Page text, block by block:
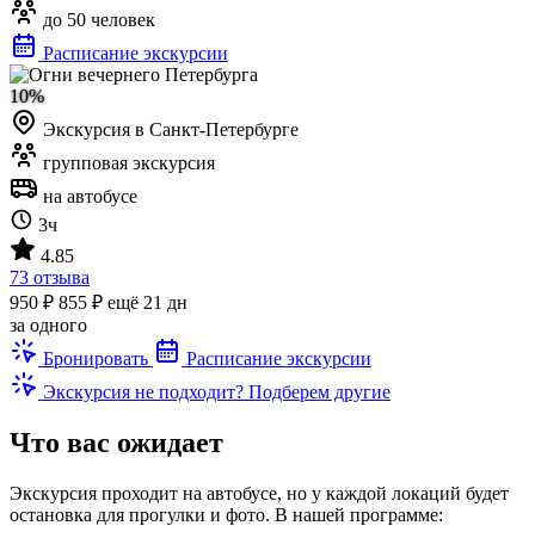
до 50 человек
Расписание экскурсии
10%
Экскурсия в Санкт-Петербурге
групповая экскурсия
на автобусе
3ч
4.85
73 отзыва
950 ₽ 855 ₽ ещё 21 дн
за одного
Бронировать
Расписание экскурсии
Экскурсия не подходит? Подберем другие
Что вас ожидает
Экскурсия проходит на автобусе, но у каждой локаций будет
остановка для прогулки и фото. В нашей программе: